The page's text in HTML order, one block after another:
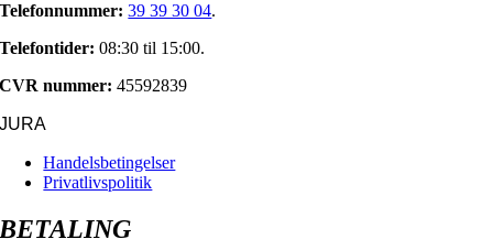
Telefonnummer: 39 39 30 04.
Telefontider: 08:30 til 15:00.
CVR nummer: 45592839
JURA
Handelsbetingelser
Privatlivspolitik
BETALING